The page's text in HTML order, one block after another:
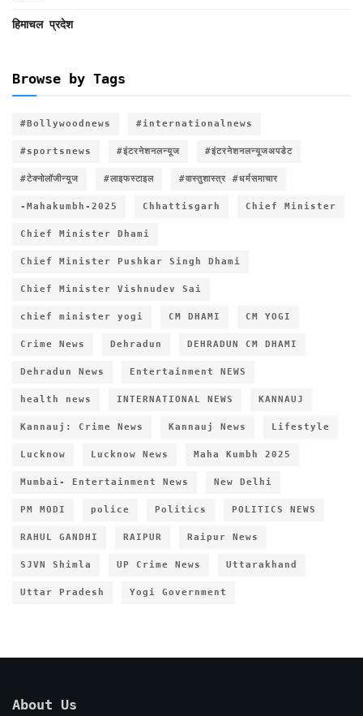
हिमाचल प्रदेश
Browse by Tags
#Bollywoodnews #internationalnews
#sportsnews #इंटरनेशनलन्यूज #इंटरनेशनलन्यूजअपडेट
#टेक्नोलॉजीन्यूज #लाइफस्टाइल #वास्तुशास्त्र #धर्मसमाचार
-Mahakumbh-2025 Chhattisgarh Chief Minister
Chief Minister Dhami
Chief Minister Pushkar Singh Dhami
Chief Minister Vishnudev Sai
chief minister yogi CM DHAMI CM YOGI
Crime News Dehradun DEHRADUN CM DHAMI
Dehradun News Entertainment NEWS
health news INTERNATIONAL NEWS KANNAUJ
Kannauj: Crime News Kannauj News Lifestyle
Lucknow Lucknow News Maha Kumbh 2025
Mumbai- Entertainment News New Delhi
PM MODI police Politics POLITICS NEWS
RAHUL GANDHI RAIPUR Raipur News
SJVN Shimla UP Crime News Uttarakhand
Uttar Pradesh Yogi Government
About Us